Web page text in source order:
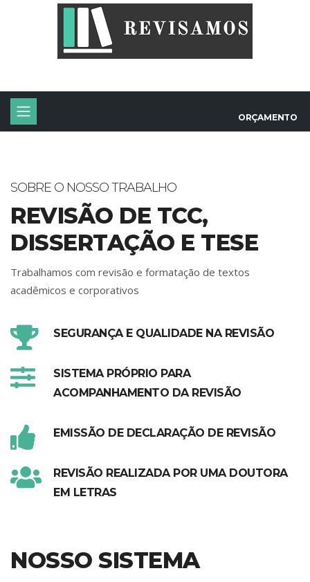
ORÇAMENTO
SOBRE O NOSSO TRABALHO
REVISÃO DE TCC,
DISSERTAÇÃO E TESE
Trabalhamos com revisão e formatação de textos
acadêmicos e corporativos
SEGURANÇA E QUALIDADE NA REVISÃO
SISTEMA PRÓPRIO PARA
ACOMPANHAMENTO DA REVISÃO
EMISSÃO DE DECLARAÇÃO DE REVISÃO
REVISÃO REALIZADA POR UMA DOUTORA
EM LETRAS
NOSSO SISTEMA